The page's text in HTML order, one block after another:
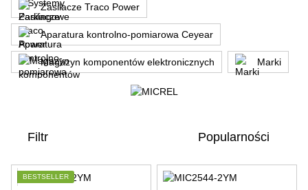
Zasilacze Traco Power
Aparatura kontrolno-pomiarowa Ceyear
Magazyn komponentów elektronicznych Marki
Filtr Popularności
BESTSELLER